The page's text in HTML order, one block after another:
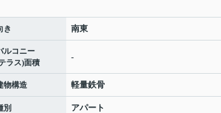
き 南東
ルコニー
ラス)面積
-
物構造 軽量鉄骨
別 アパート